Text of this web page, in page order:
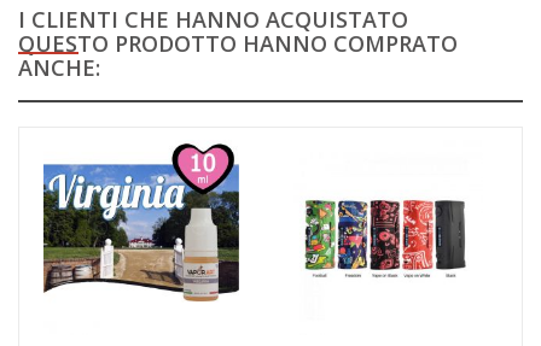
I CLIENTI CHE HANNO ACQUISTATO
QUESTO PRODOTTO HANNO COMPRATO
ANCHE: